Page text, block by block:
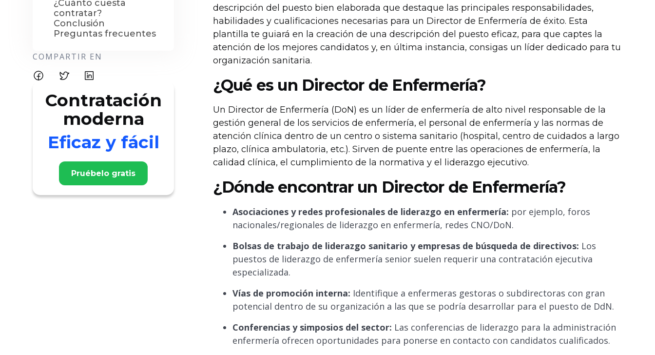
¿Cuánto cuesta
contratar?
Conclusión
Preguntas frecuentes
COMPARTIR EN
Contratación
moderna
Eficaz y fácil
Pruébelo gratis
descripción del puesto bien elaborada que destaque las principales responsabilidades,
habilidades y cualificaciones necesarias para un Director de Enfermería de éxito. Esta
plantilla te guiará en la creación de una descripción del puesto eficaz, para que captes la
atención de los mejores candidatos y, en última instancia, consigas un líder dedicado para tu
organización sanitaria.
¿Qué es un Director de Enfermería?
Un Director de Enfermería (DoN) es un líder de enfermería de alto nivel responsable de la
gestión general de los servicios de enfermería, el personal de enfermería y las normas de
atención clínica dentro de un centro o sistema sanitario (hospital, centro de cuidados a largo
plazo, clínica ambulatoria, etc.). Sirven de puente entre las operaciones de enfermería, la
calidad clínica, el cumplimiento de la normativa y el liderazgo ejecutivo.
¿Dónde encontrar un Director de Enfermería?
Asociaciones y redes profesionales de liderazgo en enfermería: por ejemplo, foros
nacionales/regionales de liderazgo en enfermería, redes CNO/DoN.
Bolsas de trabajo de liderazgo sanitario y empresas de búsqueda de directivos: Los
puestos de liderazgo de enfermería senior suelen requerir una contratación ejecutiva
especializada.
Vías de promoción interna: Identifique a enfermeras gestoras o subdirectoras con gran
potencial dentro de su organización a las que se podría desarrollar para el puesto de DdN.
Conferencias y simposios del sector: Las conferencias de liderazgo para la administración
enfermería ofrecen oportunidades para ponerse en contacto con candidatos cualificados.